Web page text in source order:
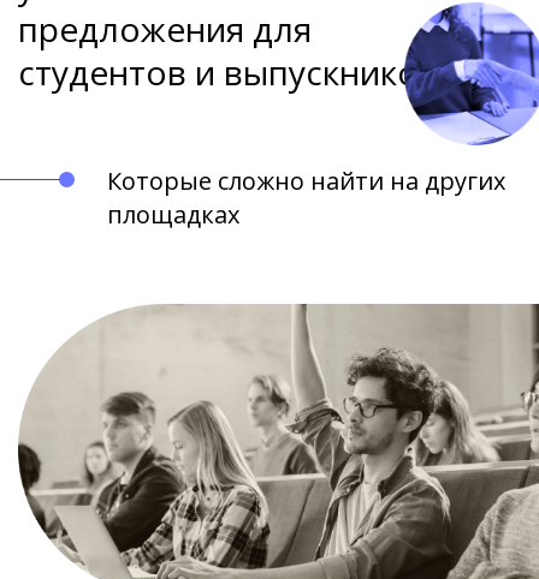
предложения для
студентов и выпускников
Которые сложно найти на других
площадках